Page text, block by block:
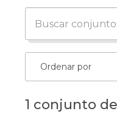
1 conjunto